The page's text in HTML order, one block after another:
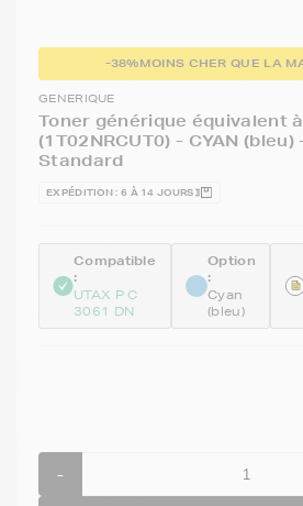
-38%MOINS CHER QUE LA
GENERIQUE
Toner générique équivalent à
(1T02NRCUT0) - CYAN
Standard
EXPÉDITION : 6 À 14 JOURS
Compatible
:
UTAX P C
3061 DN
Option
:
Cyan
(bleu)
-